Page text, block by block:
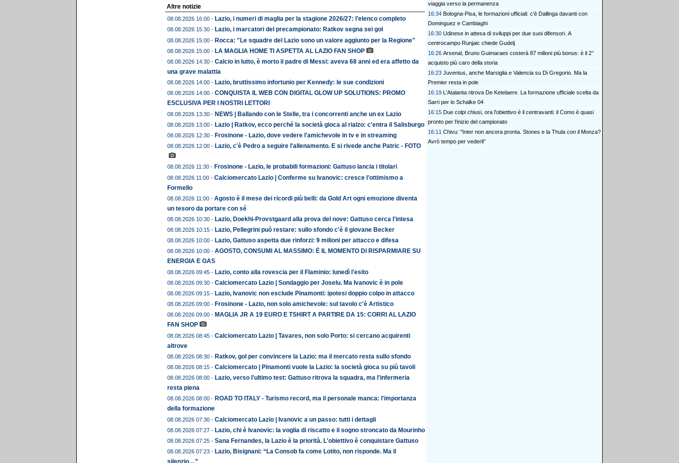
Altre notizie
08.08.2026 16:00 - Lazio, i numeri di maglia per la stagione 2026/27: l’elenco completo
08.08.2026 15:30 - Lazio, i marcatori del precampionato: Ratkov segna sei gol
08.08.2026 15:00 - Rocca: "Le squadre del Lazio sono un valore aggiunto per la Regione"
08.08.2026 15:00 - LA MAGLIA HOME TI ASPETTA AL LAZIO FAN SHOP
08.08.2026 14:30 - Calcio in lutto, è morto il padre di Messi: aveva 68 anni ed era affetto da
una grave malattia
08.08.2026 14:00 - Lazio, bruttissimo infortunio per Kennedy: le sue condizioni
08.08.2026 14:00 - CONQUISTA IL WEB CON DIGITAL GLOW UP SOLUTIONS: PROMO
ESCLUSIVA PER I NOSTRI LETTORI
08.08.2026 13:30 - NEWS | Ballando con le Stelle, tra i concorrenti anche un ex Lazio
08.08.2026 13:00 - Lazio | Ratkov, ecco perché la società gioca al rialzo: c'entra il Salisburgo
08.08.2026 12:30 - Frosinone - Lazio, dove vedere l'amichevole in tv e in streaming
08.08.2026 12:00 - Lazio, c'è Pedro a seguire l'allenamento. E si rivede anche Patric - FOTO
08.08.2026 11:30 - Frosinone - Lazio, le probabili formazioni: Gattuso lancia i titolari
08.08.2026 11:00 - Calciomercato Lazio | Conferme su Ivanovic: cresce l'ottimismo a
Formello
08.08.2026 11:00 - Agosto è il mese dei ricordi più belli: da Gold Art ogni emozione diventa
un tesoro da portare con sé
08.08.2026 10:30 - Lazio, Doekhi-Provstgaard alla prova del nove: Gattuso cerca l'intesa
08.08.2026 10:15 - Lazio, Pellegrini può restare: sullo sfondo c'è il giovane Becker
08.08.2026 10:00 - Lazio, Gattuso aspetta due rinforzi: 9 milioni per attacco e difesa
08.08.2026 10:00 - AGOSTO, CONSUMI AL MASSIMO: È IL MOMENTO DI RISPARMIARE SU
ENERGIA E GAS
08.08.2026 09:45 - Lazio, conto alla rovescia per il Flaminio: lunedì l'esito
08.08.2026 09:30 - Calciomercato Lazio | Sondaggio per Joselu. Ma Ivanovic è in pole
08.08.2026 09:15 - Lazio, Ivanovic non esclude Pinamonti: ipotesi doppio colpo in attacco
08.08.2026 09:00 - Frosinone - Lazio, non solo amichevole: sul tavolo c'è Artistico
08.08.2026 09:00 - MAGLIA JR A 19 EURO E TSHIRT A PARTIRE DA 15: CORRI AL LAZIO
FAN SHOP
08.08.2026 08:45 - Calciomercato Lazio | Tavares, non solo Porto: si cercano acquirenti
altrove
08.08.2026 08:30 - Ratkov, gol per convincere la Lazio: ma il mercato resta sullo sfondo
08.08.2026 08:15 - Calciomercato | Pinamonti vuole la Lazio: la società gioca su più tavoli
08.08.2026 08:00 - Lazio, verso l'ultimo test: Gattuso ritrova la squadra, ma l'infermeria
resta piena
08.08.2026 08:00 - ROAD TO ITALY - Turismo record, ma il personale manca: l'importanza
della formazione
08.08.2026 07:30 - Calciomercato Lazio | Ivanovic a un passo: tutti i dettagli
08.08.2026 07:27 - Lazio, chi è Ivanovic: la voglia di riscatto e il sogno stroncato da Mourinho
08.08.2026 07:25 - Sana Fernandes, la Lazio è la priorità. L'obiettivo è conquistare Gattuso
08.08.2026 07:23 - Lazio, Bisignani: “La Consob fa come Lotito, non risponde. Ma il
silenzio…”
viaggia verso la permanenza
16:34 Bologna-Pisa, le formazioni ufficiali: c'è Dallinga davanti con
Dominguez e Cambiaghi
16:30 Udinese in attesa di sviluppi per due suoi difensori. A
centrocampo Runjaic chiede Gudelj
16:26 Arsenal, Bruno Guimaraes costerà 87 milioni più bonus: è il 2°
acquisto più caro della storia
16:23 Juventus, anche Marsiglia e Valencia su Di Gregorio. Ma la
Premier resta in pole
16:19 L'Atalanta ritrova De Ketelaere. La formazione ufficiale scelta da
Sarri per lo Schalke 04
16:15 Due colpi chiusi, ora l'obiettivo è il centravanti: il Como è quasi
pronto per l'inizio del campionato
16:11 Chivu: "Inter non ancora pronta. Stones e la Thula con il Monza?
Avrò tempo per vederli"